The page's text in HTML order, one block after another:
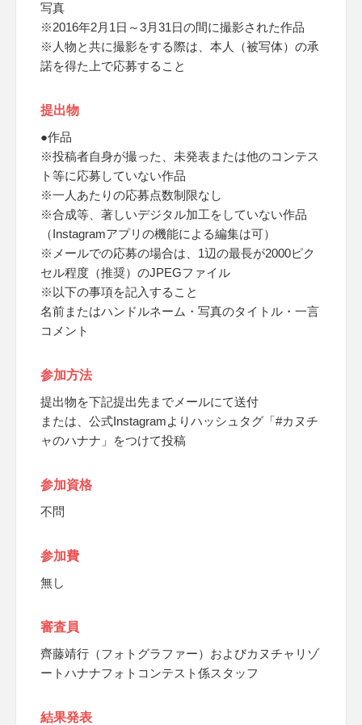
写真
※2016年2月1日～3月31日の間に撮影された作品
※人物と共に撮影をする際は、本人（被写体）の承
諾を得た上で応募すること
提出物
●作品
※投稿者自身が撮った、未発表または他のコンテス
ト等に応募していない作品
※一人あたりの応募点数制限なし
※合成等、著しいデジタル加工をしていない作品
（Instagramアプリの機能による編集は可）
※メールでの応募の場合は、1辺の最長が2000ピク
セル程度（推奨）のJPEGファイル
※以下の事項を記入すること
名前またはハンドルネーム・写真のタイトル・一言
コメント
参加方法
提出物を下記提出先までメールにて送付
または、公式Instagramよりハッシュタグ「#カヌチ
ャのハナナ」をつけて投稿
参加資格
不問
参加費
無し
審査員
齊藤靖行（フォトグラファー）およびカヌチャリゾ
ートハナナフォトコンテスト係スタッフ
結果発表